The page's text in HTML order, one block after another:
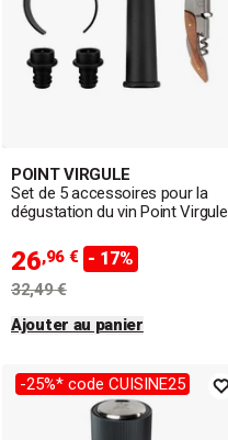
POINT VIRGULE
Set de 5 accessoires pour la
dégustation du vin Point Virgule
26,96 € - 17%
32,49 €
Ajouter au panier
-25%* code CUISINE25